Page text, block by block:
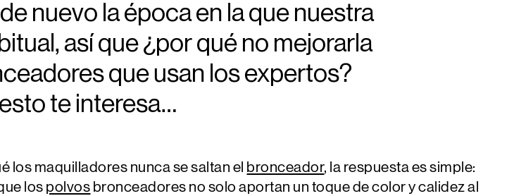
nuevo la época en la que nuestra
así que ¿por qué no mejorarla
que usan los expertos?
te interesa…
los maquilladores nunca se saltan el bronceador, la respuesta es simple:
los polvos bronceadores no solo aportan un toque de color y calidez al